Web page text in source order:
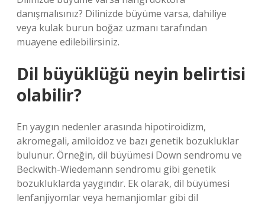
danışmalısınız? Dilinizde büyüme varsa, dahiliye
veya kulak burun boğaz uzmanı tarafından
muayene edilebilirsiniz.
Dil büyüklüğü neyin belirtisi
olabilir?
En yaygın nedenler arasında hipotiroidizm,
akromegali, amiloidoz ve bazı genetik bozukluklar
bulunur. Örneğin, dil büyümesi Down sendromu ve
Beckwith-Wiedemann sendromu gibi genetik
bozukluklarda yaygındır. Ek olarak, dil büyümesi
lenfanjiyomlar veya hemanjiomlar gibi dil